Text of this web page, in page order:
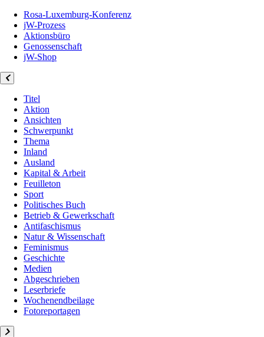
Rosa-Luxemburg-Konferenz
jW-Prozess
Aktionsbüro
Genossenschaft
jW-Shop
Titel
Aktion
Ansichten
Schwerpunkt
Thema
Inland
Ausland
Kapital & Arbeit
Feuilleton
Sport
Politisches Buch
Betrieb & Gewerkschaft
Antifaschismus
Natur & Wissenschaft
Feminismus
Geschichte
Medien
Abgeschrieben
Leserbriefe
Wochenendbeilage
Fotoreportagen